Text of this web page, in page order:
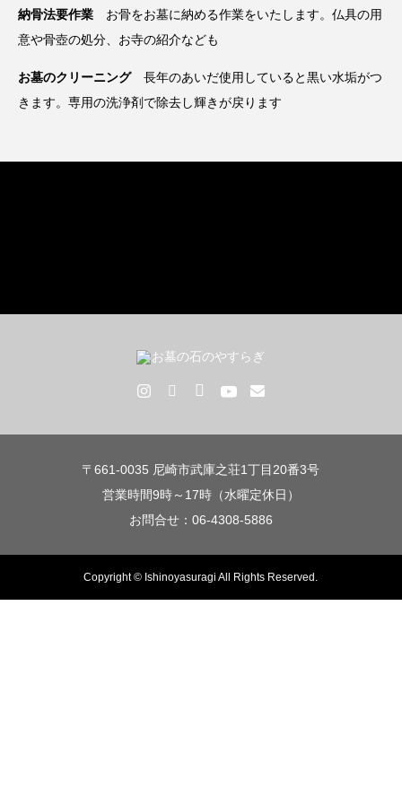
納骨法要作業 お骨をお墓に納める作業をいたします。仏具の用
意や骨壺の処分、お寺の紹介なども
お墓のクリーニング長年のあいだ使用していると黒い水垢がつ
きます。専用の洗浄剤で除去し輝きが戻ります
〒661-0035 尼崎市武庫之荘1丁目20番3号
営業時間9時～17時（水曜定休日）
お問合せ：06-4308-5886
Copyright © Ishinoyasuragi All Rights Reserved.